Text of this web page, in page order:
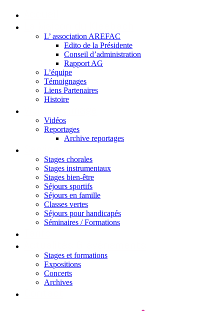
L’ association AREFAC
Edito de la Présidente
Conseil d’administration
Rapport AG
L’équipe
Témoignages
Liens Partenaires
Histoire
Vidéos
Reportages
Archive reportages
Stages chorales
Stages instrumentaux
Stages bien-être
Séjours sportifs
Séjours en famille
Classes vertes
Séjours pour handicapés
Séminaires / Formations
Stages et formations
Expositions
Concerts
Archives